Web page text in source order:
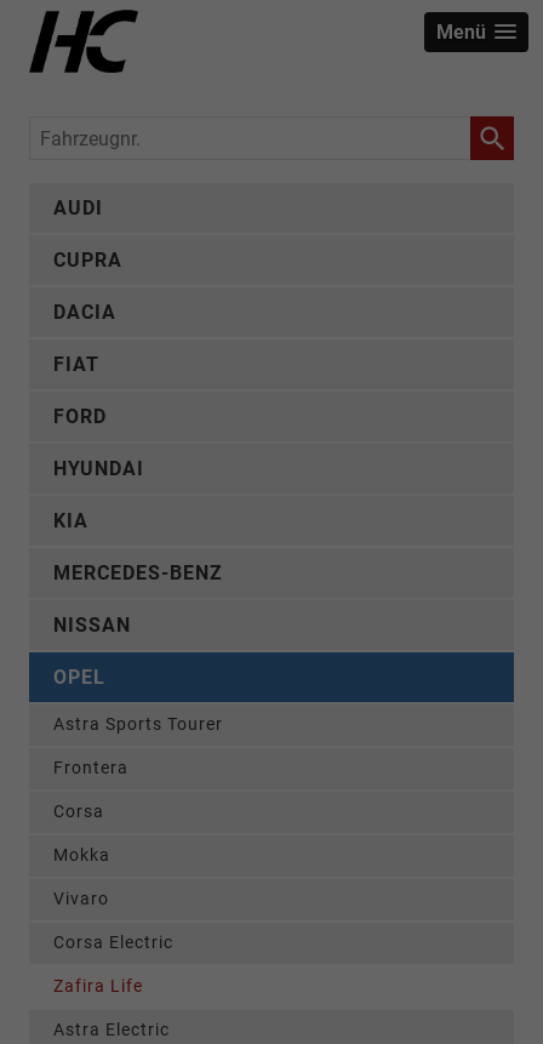
Menü
Fahrzeugnr.
AUDI
CUPRA
DACIA
FIAT
FORD
HYUNDAI
KIA
MERCEDES-BENZ
NISSAN
OPEL
Astra Sports Tourer
Frontera
Corsa
Mokka
Vivaro
Corsa Electric
Zafira Life
Astra Electric